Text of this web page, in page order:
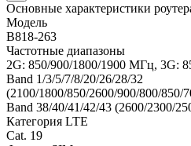
Основные характеристики
Модель
B818-263
Частотные диапазоны
2G: 850/900/1800/1900 МГц, 3G:
Band 1/3/5/7/8/20/26/28/32
(2100/1800/850/2600/900/800/
Band 38/40/41/42/43 (2600/2300/
Категория LTE
Cat. 19